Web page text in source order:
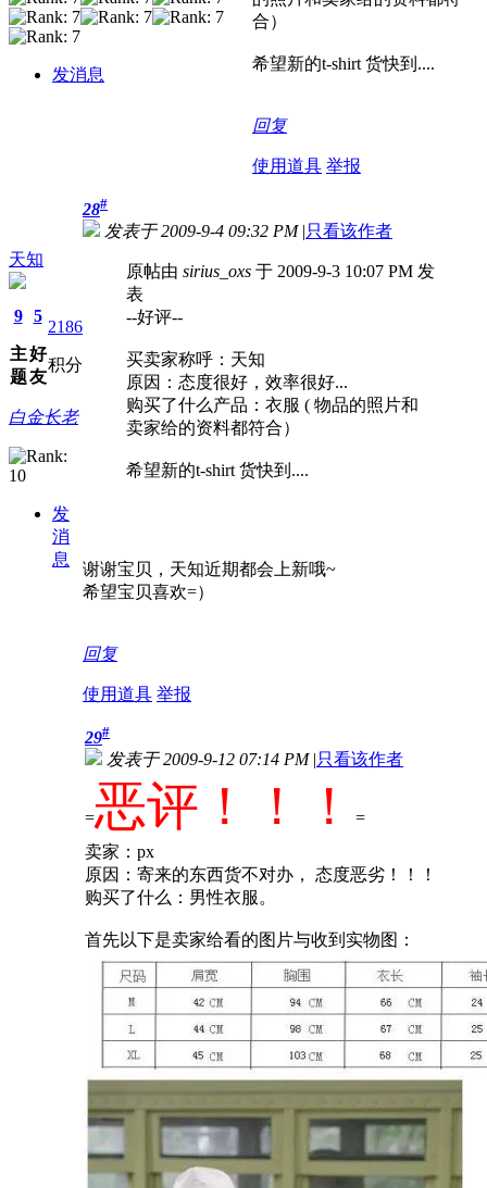
发消息
合）
希望新的t-shirt 货快到....
回复
使用道具 举报
天知
9
主
题
5
好
友
2186
积分
白金长老
发
消
息
28#
发表于 2009-9-4 09:32 PM |只看该作者
原帖由 sirius_oxs 于 2009-9-3 10:07 PM 发
表
--好评--
买卖家称呼：天知
原因：态度很好，效率很好...
购买了什么产品：衣服 ( 物品的照片和
卖家给的资料都符合）
希望新的t-shirt 货快到....
谢谢宝贝，天知近期都会上新哦~
希望宝贝喜欢=）
回复
使用道具 举报
29#
发表于 2009-9-12 07:14 PM |只看该作者
=恶评！！！
=
卖家：px
原因：寄来的东西货不对办， 态度恶劣！！！
购买了什么：男性衣服。
首先以下是卖家给看的图片与收到实物图：